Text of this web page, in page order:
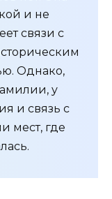
и не
связи с
Однако,
у
и связь с
мест, где